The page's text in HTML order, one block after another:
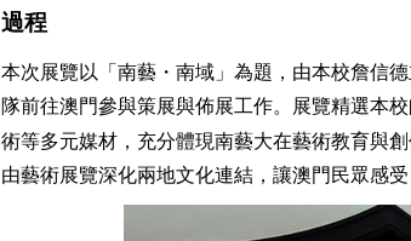
過程
本次展覽以「南藝・南域」為題，由本校詹信
隊前往澳門參與策展與佈展工作。展覽精選本
術等多元媒材，充分體現南藝大在藝術教育與
由藝術展覽深化兩地文化連結，讓澳門民眾感